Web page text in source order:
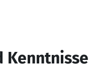
Kenntnisse